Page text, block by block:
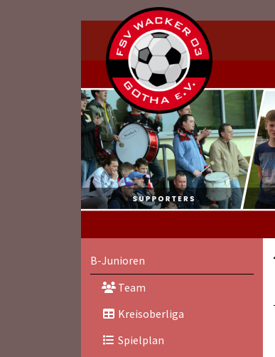
B-Junioren
Team
Kreisoberliga
Spielplan